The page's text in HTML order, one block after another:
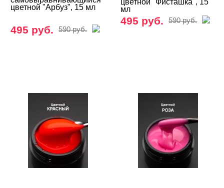
Уф-Гель
Показать все
4-d гели
База
Вельвет
Для френча
цветной "Арбуз", 15 мл
495 руб. 590 руб.
цветной "Фисташка", 15
мл
495 руб. 590 руб.